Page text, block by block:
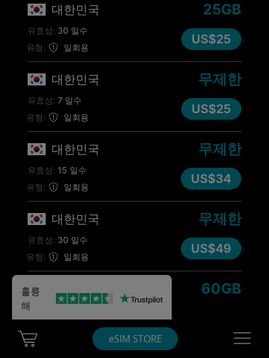
eSIM STORE
대한민국
유형: 일회용
25GB
유효성: 30 일수
US$25
대한민국
유형: 일회용
무제한
유효성: 7 일수
US$25
대한민국
유형: 일회용
무제한
유효성: 15 일수
US$34
대한민국
유형: 일회용
무제한
유효성: 30 일수
US$49
유형:
60GB
5GB
훌륭
해